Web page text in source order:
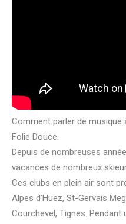
Comment parler de
Folie Douce.
Depuis de nombreuses
vacances de nombreux
Ces clubs en plein air sont
Alpes d’Huez, St-Gervais
Courchevel, Tignes.